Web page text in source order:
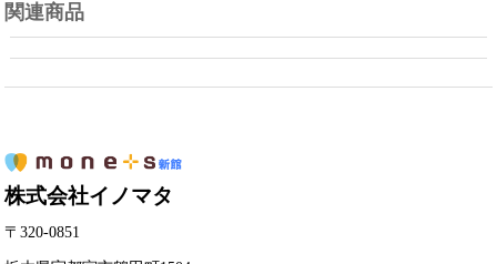
関連商品
株式会社イノマタ
〒320-0851